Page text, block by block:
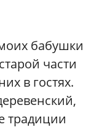
бабушки
части
в гостях.
традиции